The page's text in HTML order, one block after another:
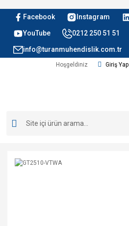
Facebook Instagram
YouTube 0212 250 51 51
info@turanmuhendislik.com.tr
Hoşgeldiniz Giriş Yap